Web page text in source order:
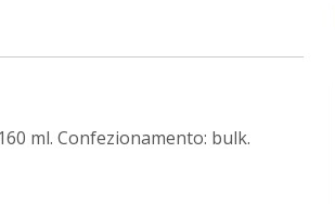
ml. Confezionamento: bulk.